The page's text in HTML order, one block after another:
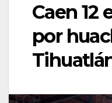
Caen 12
por